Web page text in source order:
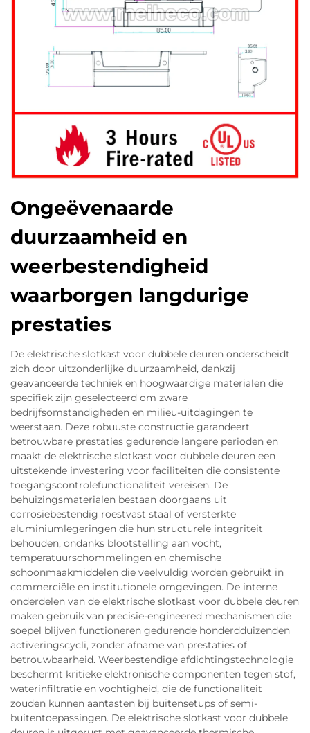
Ongeëvenaarde
duurzaamheid en
weerbestendigheid
waarborgen langdurige
prestaties
De elektrische slotkast voor dubbele deuren onderscheidt
zich door uitzonderlijke duurzaamheid, dankzij
geavanceerde techniek en hoogwaardige materialen die
specifiek zijn geselecteerd om zware
bedrijfsomstandigheden en milieu-uitdagingen te
weerstaan. Deze robuuste constructie garandeert
betrouwbare prestaties gedurende langere perioden en
maakt de elektrische slotkast voor dubbele deuren een
uitstekende investering voor faciliteiten die consistente
toegangscontrolefunctionaliteit vereisen. De
behuizingsmaterialen bestaan doorgaans uit
corrosiebestendig roestvast staal of versterkte
aluminiumlegeringen die hun structurele integriteit
behouden, ondanks blootstelling aan vocht,
temperatuurschommelingen en chemische
schoonmaakmiddelen die veelvuldig worden gebruikt in
commerciële en institutionele omgevingen. De interne
onderdelen van de elektrische slotkast voor dubbele deuren
maken gebruik van precisie-engineered mechanismen die
soepel blijven functioneren gedurende honderdduizenden
activeringscycli, zonder afname van prestaties of
betrouwbaarheid. Weerbestendige afdichtingstechnologie
beschermt kritieke elektronische componenten tegen stof,
waterinfiltratie en vochtigheid, die de functionaliteit
zouden kunnen aantasten bij buitensetups of semi-
buitentoepassingen. De elektrische slotkast voor dubbele